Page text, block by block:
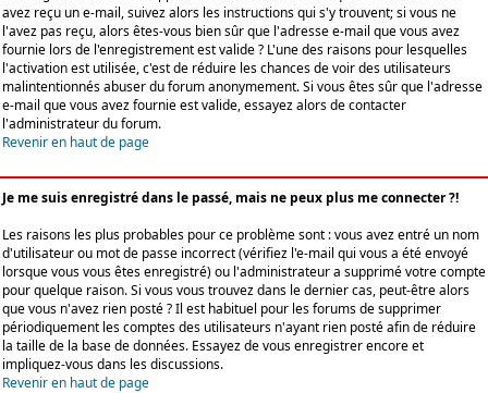
avez reçu un e-mail, suivez alors les instructions qui s'y trouvent; si vous ne
l'avez pas reçu, alors êtes-vous bien sûr que l'adresse e-mail que vous avez
fournie lors de l'enregistrement est valide ? L'une des raisons pour lesquelles
l'activation est utilisée, c'est de réduire les chances de voir des utilisateurs
malintentionnés abuser du forum anonymement. Si vous êtes sûr que l'adresse
e-mail que vous avez fournie est valide, essayez alors de contacter
l'administrateur du forum.
Revenir en haut de page
Je me suis enregistré dans le passé, mais ne peux plus me connecter ?!
Les raisons les plus probables pour ce problème sont : vous avez entré un nom
d'utilisateur ou mot de passe incorrect (vérifiez l'e-mail qui vous a été envoyé
lorsque vous vous êtes enregistré) ou l'administrateur a supprimé votre compte
pour quelque raison. Si vous vous trouvez dans le dernier cas, peut-être alors
que vous n'avez rien posté ? Il est habituel pour les forums de supprimer
périodiquement les comptes des utilisateurs n'ayant rien posté afin de réduire
la taille de la base de données. Essayez de vous enregistrer encore et
impliquez-vous dans les discussions.
Revenir en haut de page